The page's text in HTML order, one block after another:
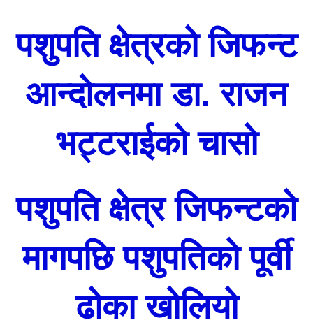
पशुपति क्षेत्रको जिफन्ट
आन्दोलनमा डा. राजन
भट्टराईको चासो
पशुपति क्षेत्र जिफन्टको
मागपछि पशुपतिको पूर्वी
ढोका खोलियो